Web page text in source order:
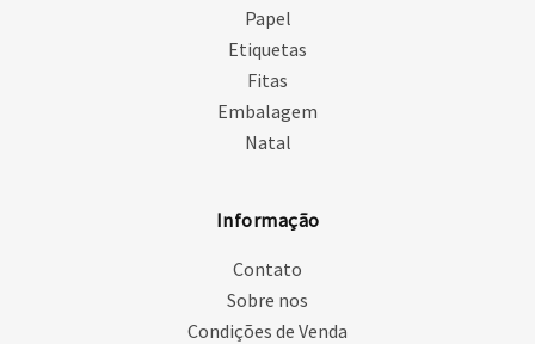
Papel
Etiquetas
Fitas
Embalagem
Natal
Informação
Contato
Sobre nos
Condições de Venda